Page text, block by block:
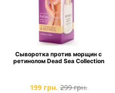
Сыворотка против морщин с
ретинолом Dead Sea Collection
199 грн. 299 грн.